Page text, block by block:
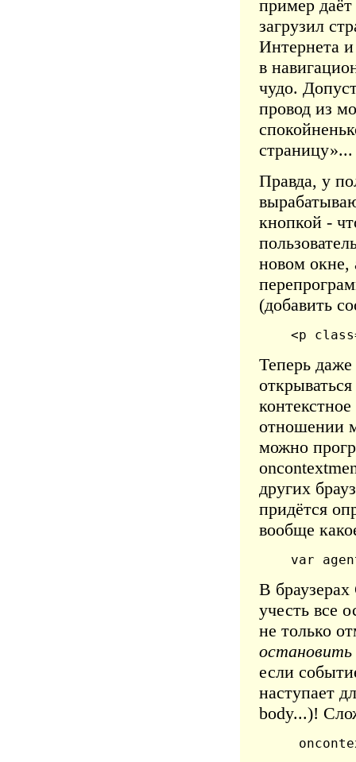
пример даёт
загрузил
Интернета
в
чудо.
провод из
страницу»...
Правда, у
кнопкой -
новом окне,
(добавить
<p
Теперь
отношении
можно
других
придётся
вообще
var
В
учесть все
не только
остановить
если
наступает
body...)!